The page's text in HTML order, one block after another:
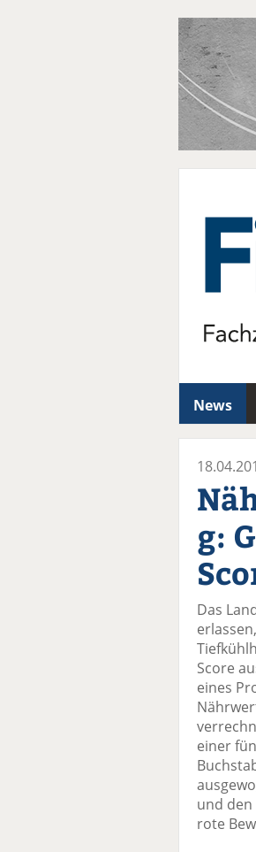
News
g:
Das
Score
eines
einer
und den
rote